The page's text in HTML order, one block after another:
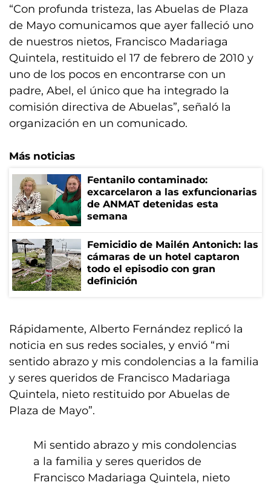
“Con profunda tristeza, las Abuelas de Plaza
de Mayo comunicamos que ayer falleció uno
de nuestros nietos, Francisco Madariaga
Quintela, restituido el 17 de febrero de 2010 y
uno de los pocos en encontrarse con un
padre, Abel, el único que ha integrado la
comisión directiva de Abuelas”, señaló la
organización en un comunicado.
Más noticias
Fentanilo contaminado:
excarcelaron a las exfuncionarias
de ANMAT detenidas esta
semana
Femicidio de Mailén Antonich: las
cámaras de un hotel captaron
todo el episodio con gran
definición
Rápidamente, Alberto Fernández replicó la
noticia en sus redes sociales, y envió “mi
sentido abrazo y mis condolencias a la familia
y seres queridos de Francisco Madariaga
Quintela, nieto restituido por Abuelas de
Plaza de Mayo”.
Mi sentido abrazo y mis condolencias
a la familia y seres queridos de
Francisco Madariaga Quintela, nieto